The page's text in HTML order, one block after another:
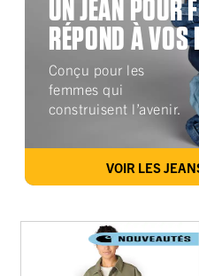
UN JEAN POUR
RÉPOND À
Conçu pour les
femmes qui
construisent l’avenir.
VOIR LES